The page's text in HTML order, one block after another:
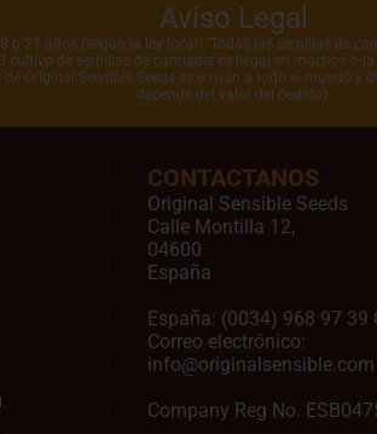
Aviso Legal
o 21 años (según la ley local). Todas las semillas de
de semillas de cannabis es ilegal en muchos o
Original Sensible Seeds se envían a todo el mundo
depende del valor del pedido).
CONTACTANOS
Original Sensible Seeds
Calle Montilla 12,
04600
España
España: (0034) 968 97 39
Correo electrónico:
info@originalsensible.com
Company Reg No.